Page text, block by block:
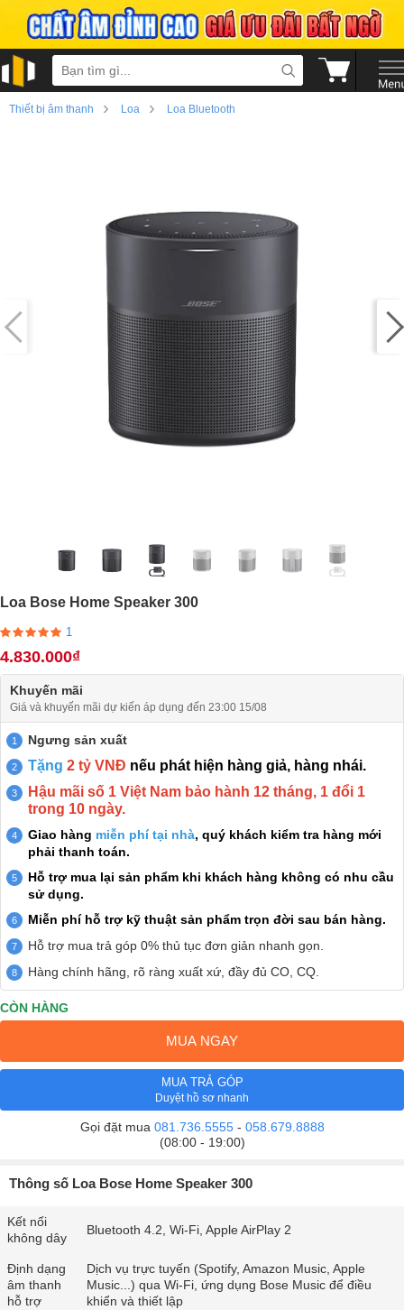
Thiết bị âm thanh › Loa › Loa Bluetooth
Loa Bose Home Speaker 300
1
4.830.000₫
Khuyến mãi
Giá và khuyến mãi dự kiến áp dụng đến 23:00 15/08
Ngưng sản xuất
Tặng 2 tỷ VNĐ nếu phát hiện hàng giả, hàng nhái.
Hậu mãi số 1 Việt Nam bảo hành 12 tháng, 1 đổi 1
trong 10 ngày.
Giao hàng miễn phí tại nhà, quý khách kiểm tra hàng mới
phải thanh toán.
Hỗ trợ mua lại sản phẩm khi khách hàng không có nhu cầu
sử dụng.
Miễn phí hỗ trợ kỹ thuật sản phẩm trọn đời sau bán hàng.
Hỗ trợ mua trả góp 0% thủ tục đơn giản nhanh gọn.
Hàng chính hãng, rõ ràng xuất xứ, đầy đủ CO, CQ.
CÒN HÀNG
MUA NGAY
MUA TRẢ GÓP
Duyệt hồ sơ nhanh
Gọi đặt mua 081.736.5555- 058.679.8888
(08:00 - 19:00)
Thông số Loa Bose Home Speaker 300
Kết nối
không dây
Bluetooth 4.2, Wi-Fi, Apple AirPlay 2
Định dạng
âm thanh
hỗ trợ
Dịch vụ trực tuyến (Spotify, Amazon Music, Apple
Music...) qua Wi-Fi, ứng dụng Bose Music để điều
khiển và thiết lập